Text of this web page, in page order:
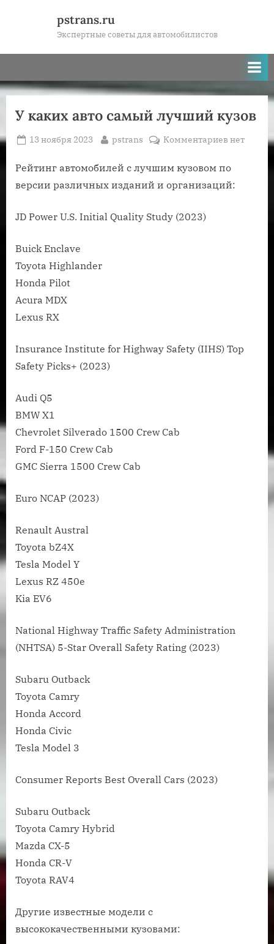
pstrans.ru
Экспертные советы для автомобилистов
У каких авто самый лучший кузов
Posted
13 ноября 2023 By
pstrans Комментариевк
У
каких
нет
Рейтинг автомобилей с лучшим кузовом по
версии различных изданий и организаций:
JD Power U.S. Initial Quality Study (2023)
Buick Enclave
Toyota Highlander
Honda Pilot
Acura MDX
Lexus RX
Insurance Institute for Highway Safety (IIHS) Top
Safety Picks+ (2023)
Audi Q5
BMW X1
Chevrolet Silverado 1500 Crew Cab
Ford F-150 Crew Cab
GMC Sierra 1500 Crew Cab
Euro NCAP (2023)
Renault Austral
Toyota bZ4X
Tesla Model Y
Lexus RZ 450e
Kia EV6
National Highway Traffic Safety Administration
(NHTSA) 5-Star Overall Safety Rating (2023)
Subaru Outback
Toyota Camry
Honda Accord
Honda Civic
Tesla Model 3
Consumer Reports Best Overall Cars (2023)
Subaru Outback
Toyota Camry Hybrid
Mazda CX-5
Honda CR-V
Toyota RAV4
Другие известные модели с
высококачественными кузовами: